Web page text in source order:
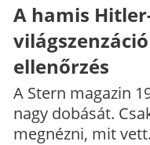
A hamis
ellenőrzés
A Stern magazin
nagy dobását.
megnézni, mit vett.